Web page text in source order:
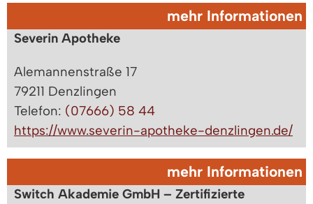
mehr Informationen
Severin Apotheke
Alemannenstraße 17
79211 Denzlingen
Telefon: (07666) 58 44
https://www.severin-apotheke-denzlingen.de/
mehr Informationen
Switch Akademie GmbH – Zertifizierte